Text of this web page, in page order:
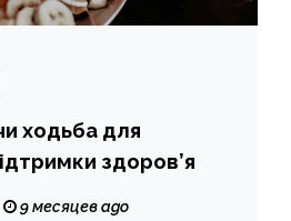
ходьба для
здоров’я
9 месяцев ago